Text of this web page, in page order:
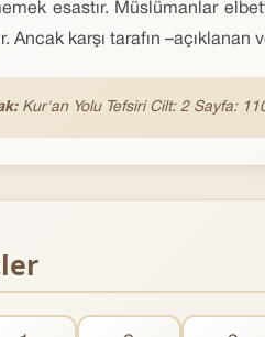
esastır. Müslümanlar
Ancak karşı tarafın
Kur'an Yolu Tefsiri Cilt: 2 Sayfa: